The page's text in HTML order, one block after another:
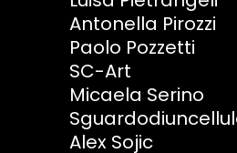
Antonella Pirozzi
Paolo Pozzetti
SC-Art
Micaela Serino
Alex Sojic